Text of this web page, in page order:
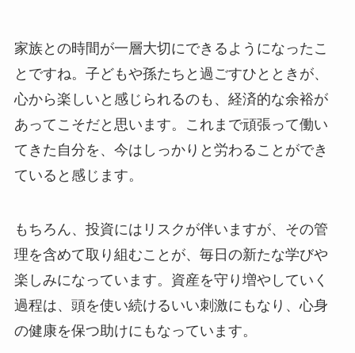
家族との時間が一層大切にできるようになったこ
とですね。子どもや孫たちと過ごすひとときが、
心から楽しいと感じられるのも、経済的な余裕が
あってこそだと思います。これまで頑張って働い
てきた自分を、今はしっかりと労わることができ
ていると感じます。
もちろん、投資にはリスクが伴いますが、その管
理を含めて取り組むことが、毎日の新たな学びや
楽しみになっています。資産を守り増やしていく
過程は、頭を使い続けるいい刺激にもなり、心身
の健康を保つ助けにもなっています。